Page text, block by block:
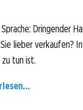
Dringender
lieber verkaufen?
tun ist.